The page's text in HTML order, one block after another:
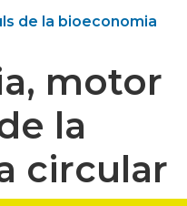
de la bioeconomia
motor
la
circular